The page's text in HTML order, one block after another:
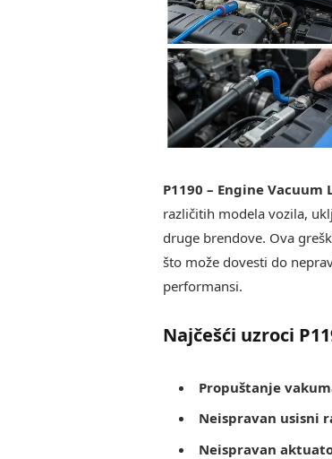
P1190 – Engine Vacuum
različitih modela vozila,
druge brendove. Ova
što može dovesti do
performansi.
Najčešći uzroci
Propuštanje
Neispravan usisni
Neispravan